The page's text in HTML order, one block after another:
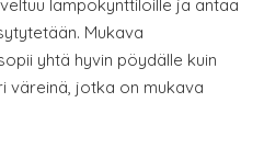
lämpökynttilöille ja antaa
Mukava
yhtä hyvin pöydälle kuin
väreinä, jotka on mukava